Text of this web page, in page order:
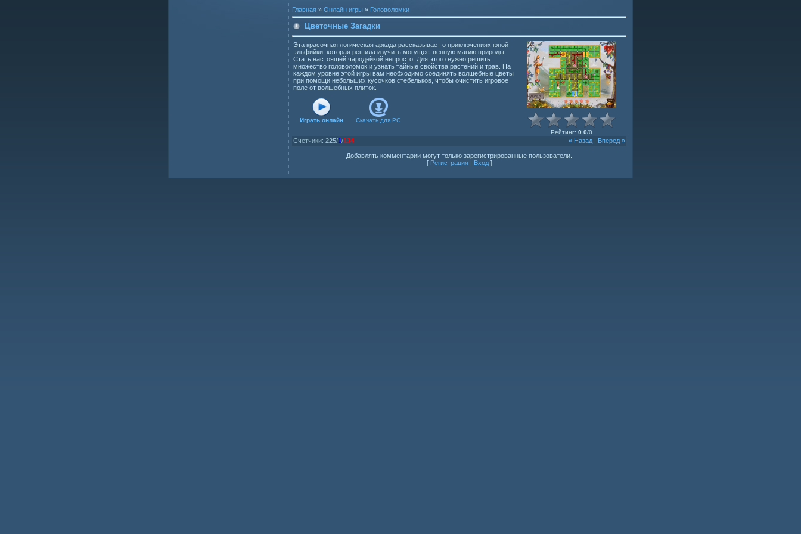
Главная » Онлайн игры » Головоломки
Цветочные Загадки
Эта красочная логическая аркада рассказывает о приключениях юной
эльфийки, которая решила изучить могущественную магию природы.
Стать настоящей чародейкой непросто. Для этого нужно решить
множество головоломок и узнать тайные свойства растений и трав. На
каждом уровне этой игры вам необходимо соединять волшебные цветы
при помощи небольших кусочков стебельков, чтобы очистить игровое
поле от волшебных плиток.
Играть онлайн Скачать для PC
Рейтинг: 0.0/0
« Назад Вперед »
Счетчики: 225/1 /134
Добавлять комментарии могут только зарегистрированные пользователи.
[ Регистрация| Вход]